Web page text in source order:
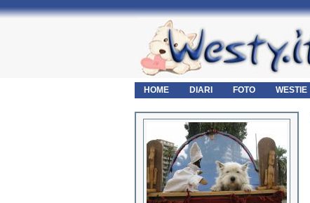
HOME DIARI FOTO WESTIE